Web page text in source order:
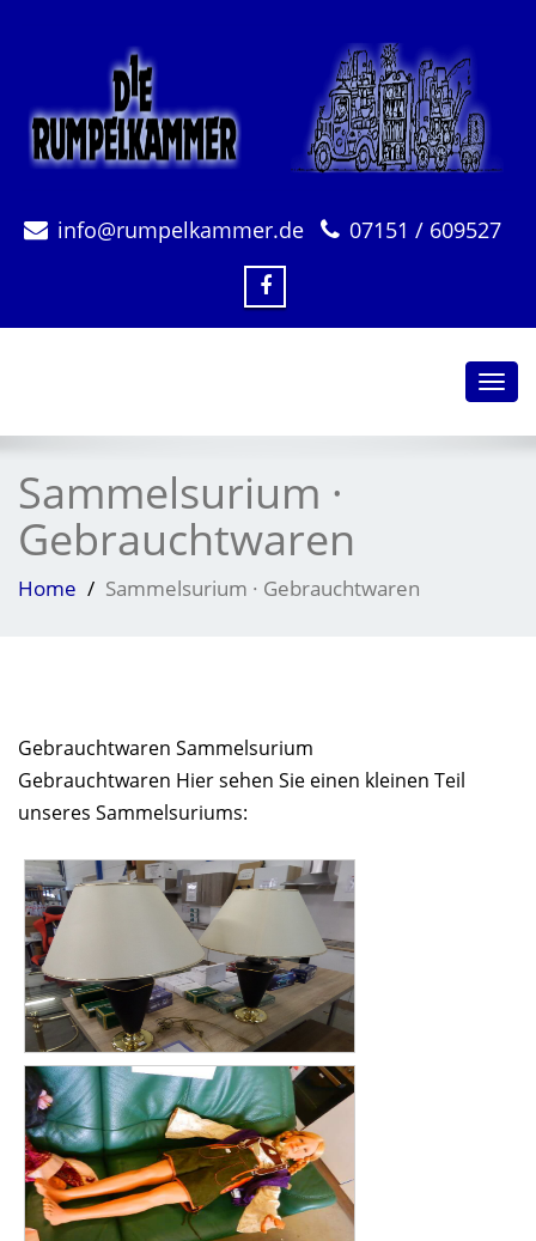
info@rumpelkammer.de 07151 / 609527
Sammelsurium ·
Gebrauchtwaren
Home Sammelsurium · Gebrauchtwaren
Gebrauchtwaren Sammelsurium
Gebrauchtwaren Hier sehen Sie einen kleinen Teil
unseres Sammelsuriums: